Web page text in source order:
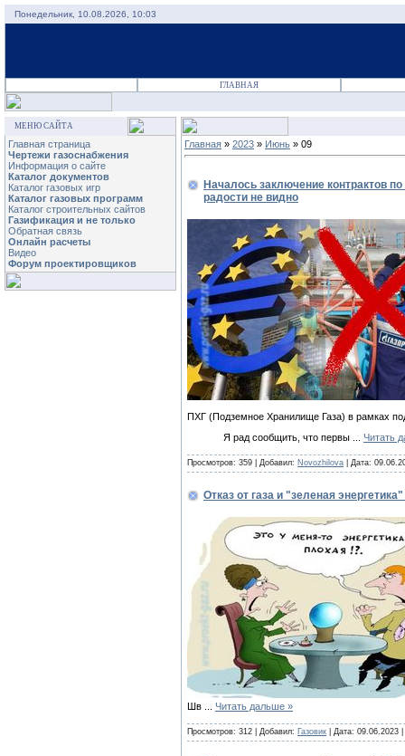
Понедельник, 10.08.2026, 10:03
ГЛАВНАЯ
МЕНЮ САЙТА
Главная страница
Чертежи газоснабжения
Информация о сайте
Каталог документов
Каталог газовых игр
Каталог газовых программ
Каталог строительных сайтов
Газификация и не только
Обратная связь
Онлайн расчеты
Видео
Форум проектировщиков
Главная » 2023 » Июнь » 09
Началось заключение контрактов
радости не видно
ПХГ (Подземное Хранилище Газа) в рамках
Я рад сообщить, что первы
Читать
Просмотров: 359 | Добавил: Novozhilova | Дата:
Отказ от газа и "зеленая
Шв Читать дальше »
Просмотров: 312 | Добавил: Газовик | Дата: 09.06.2023